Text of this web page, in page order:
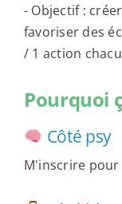
- Objectif :
favoriser des
/ 1 action
Pourquoi
Côté psy
M'inscrire